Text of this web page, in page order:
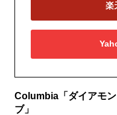
楽
Columbia「ダイアモ
ブ」